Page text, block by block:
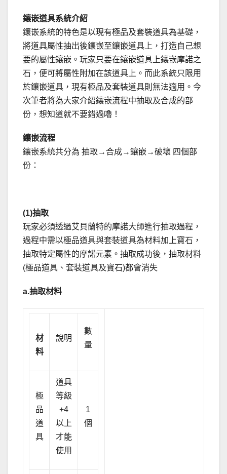
鑲嵌道具系統介紹
鑲嵌系統的特色是以現有極品及套裝道具為基礎，
將道具屬性抽出後鑲嵌至鑲嵌道具上，打造自己想
要的屬性鑲嵌。玩家只要在鑲嵌道具上鑲嵌摩諾之
石，便可將屬性附加在該道具上。而此系統只限用
於鑲嵌道具，現有極品及套裝道具則無法適用。今
次筆者將為大家介紹鑲嵌流程中抽取及合成的部
份，想知道就不要錯過嚕！
鑲嵌流程
鑲嵌系統共分為 抽取→合成→鑲嵌→破壞 四個部
份：
(1)抽取
玩家必須透過艾貝蘭特的摩諾大師進行抽取過程，
過程中需以極品道具與套裝道具為材料加上寶石，
抽取特定屬性的摩諾元素。抽取成功後，抽取材料
(極品道具、套裝道具及寶石)都會消失
a.抽取材料
材
料
說明
數
量
極
品
道
具
道具
等級
+4
以上
才能
使用
1
個